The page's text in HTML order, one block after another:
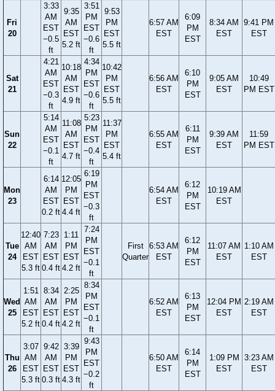
Fri
20
3:33
AM
EST
−0.5
ft
9:35
AM
EST
5.2 ft
3:51
PM
EST
−0.6
ft
9:53
PM
EST
5.5 ft
6:57 AM
EST
6:09
PM
EST
8:34 AM
EST
9:41 PM
EST
Sat
21
4:21
AM
EST
−0.3
ft
10:18
AM
EST
4.9 ft
4:34
PM
EST
−0.6
ft
10:42
PM
EST
5.5 ft
6:56 AM
EST
6:10
PM
EST
9:05 AM
EST
10:49
PM EST
Sun
22
5:14
AM
EST
−0.1
ft
11:08
AM
EST
4.7 ft
5:23
PM
EST
−0.4
ft
11:37
PM
EST
5.4 ft
6:55 AM
EST
6:11
PM
EST
9:39 AM
EST
11:59
PM EST
Mon
23
6:14
AM
EST
0.2 ft
12:05
PM
EST
4.4 ft
6:19
PM
EST
−0.3
ft
6:54 AM
EST
6:12
PM
EST
10:19 AM
EST
Tue
24
12:40
AM
EST
5.3 ft
7:23
AM
EST
0.4 ft
1:11
PM
EST
4.2 ft
7:24
PM
EST
−0.1
ft
First
Quarter
6:53 AM
EST
6:12
PM
EST
11:07 AM
EST
1:10 AM
EST
Wed
25
1:51
AM
EST
5.2 ft
8:34
AM
EST
0.4 ft
2:25
PM
EST
4.2 ft
8:34
PM
EST
−0.1
ft
6:52 AM
EST
6:13
PM
EST
12:04 PM
EST
2:19 AM
EST
Thu
26
3:07
AM
EST
5.3 ft
9:42
AM
EST
0.3 ft
3:39
PM
EST
4.3 ft
9:43
PM
EST
−0.2
ft
6:50 AM
EST
6:14
PM
EST
1:09 PM
EST
3:23 AM
EST